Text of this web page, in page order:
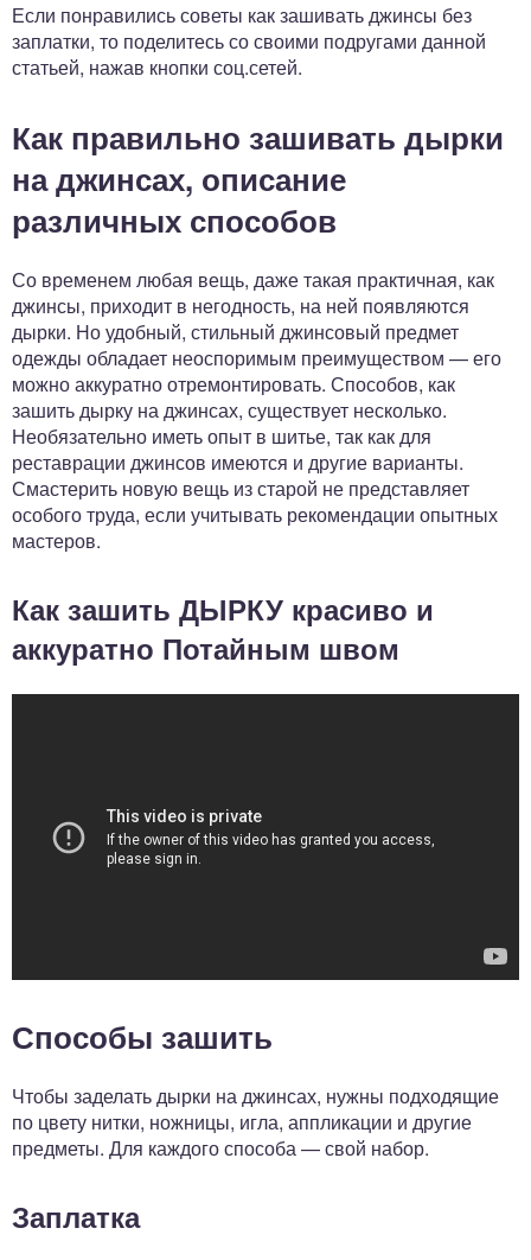
Если понравились советы как зашивать джинсы без
заплатки, то поделитесь со своими подругами данной
статьей, нажав кнопки соц.сетей.
Как правильно зашивать дырки
на джинсах, описание
различных способов
Со временем любая вещь, даже такая практичная, как
джинсы, приходит в негодность, на ней появляются
дырки. Но удобный, стильный джинсовый предмет
одежды обладает неоспоримым преимуществом — его
можно аккуратно отремонтировать. Способов, как
зашить дырку на джинсах, существует несколько.
Необязательно иметь опыт в шитье, так как для
реставрации джинсов имеются и другие варианты.
Смастерить новую вещь из старой не представляет
особого труда, если учитывать рекомендации опытных
мастеров.
Как зашить ДЫРКУ красиво и
аккуратно Потайным швом
Способы зашить
Чтобы заделать дырки на джинсах, нужны подходящие
по цвету нитки, ножницы, игла, аппликации и другие
предметы. Для каждого способа — свой набор.
Заплатка